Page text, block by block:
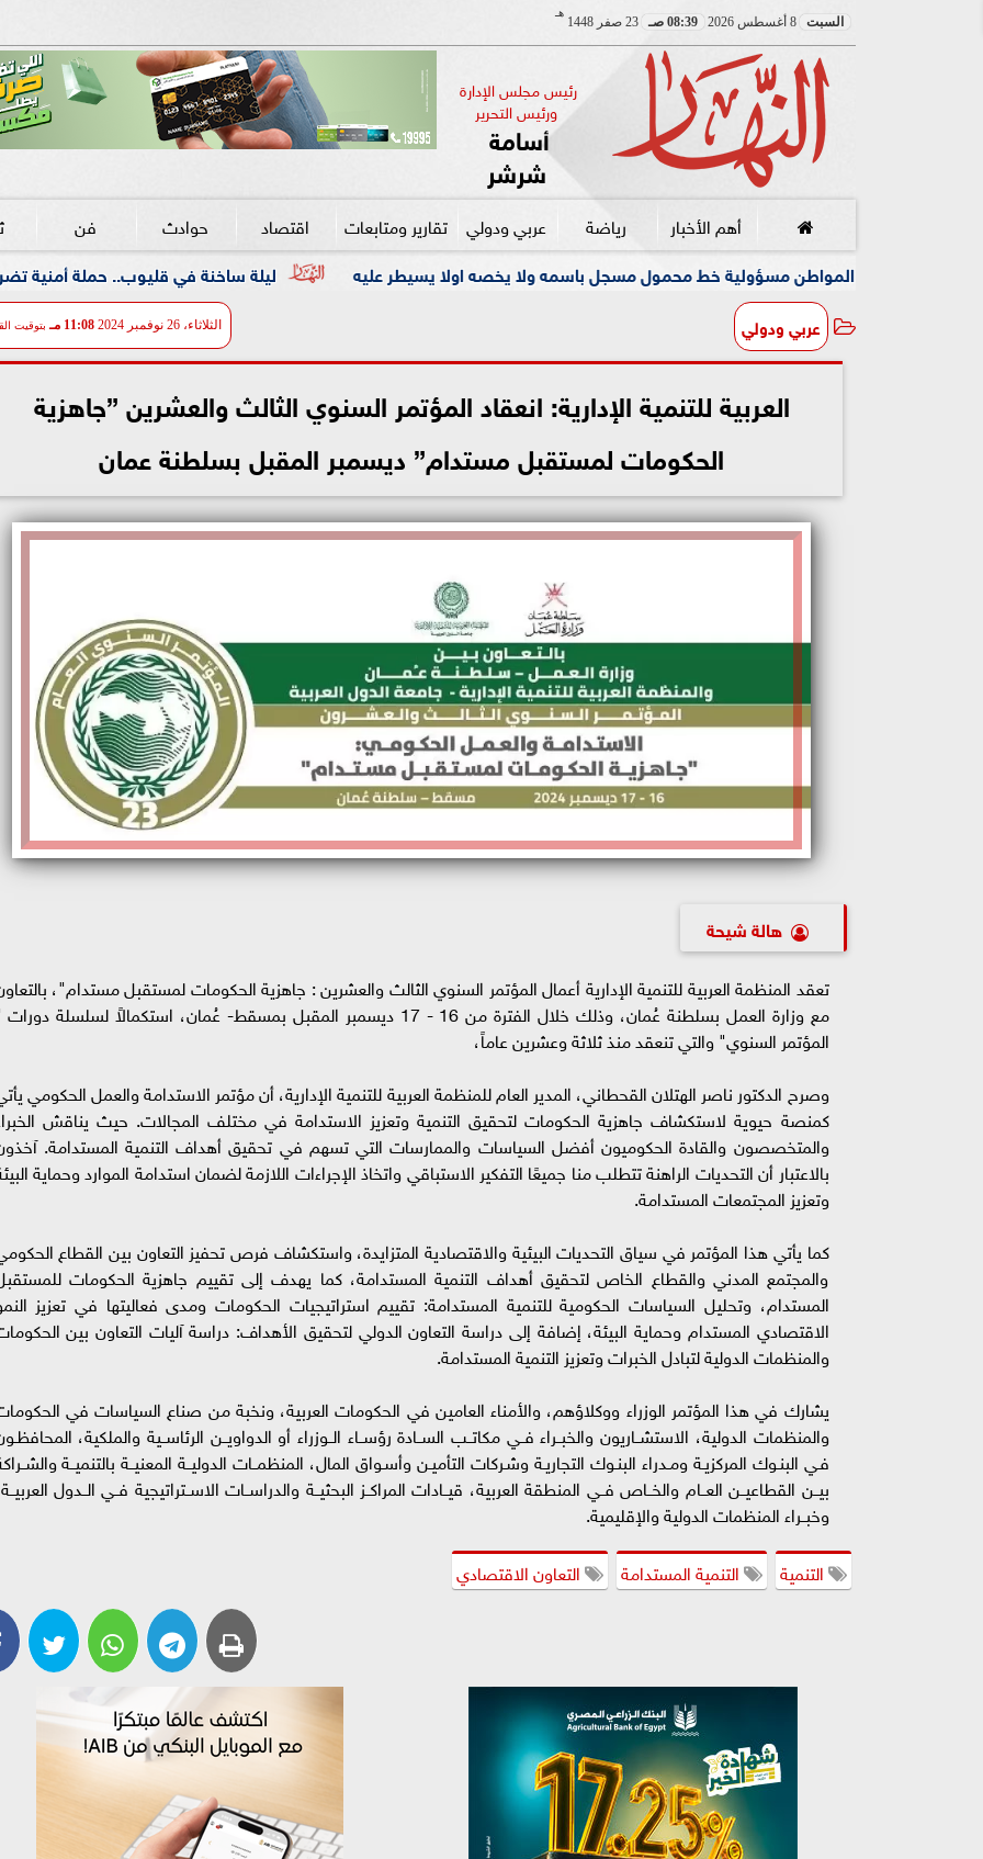
السبت 8 أغسطس 2026 08:39 صـ 23 صفر 1448
هـ
رئيس مجلس الإدارة
ورئيس التحرير
أسامة
شرشر
أهم الأخبار رياضة عربي ودولي تقارير ومتابعات اقتصاد حوادث فن
ليلة ساخنة في قليوب.. حملة أمنية تضرب معاقل الخارجين مسؤولية خط محمول مسجل باسمه ولا يخصه اولا يسيطر عليه
عربي ودولي الثلاثاء، 26 نوفمبر 2024 11:08 مـ بتوقيت
العربية للتنمية الإدارية: انعقاد المؤتمر السنوي الثالث والعشرين ”جاهزية
الحكومات لمستقبل مستدام” ديسمبر المقبل بسلطنة عمان
هالة شيحة
تعقد المنظمة العربية للتنمية الإدارية أعمال المؤتمر السنوي الثالث والعشرين : جاهزية الحكومات لمستقبل مستدام"،
مع وزارة العمل بسلطنة عُمان، وذلك خلال الفترة من 16 - 17 ديسمبر المقبل بمسقط- عُمان، استكمالاً لسلسلة
المؤتمر السنوي" والتي تنعقد منذ ثلاثة وعشرين عاماً،
وصرح الدكتور ناصر الهتلان القحطاني، المدير العام للمنظمة العربية للتنمية الإدارية، أن مؤتمر الاستدامة والعمل الحكومي
كمنصة حيوية لاستكشاف جاهزية الحكومات لتحقيق التنمية وتعزيز الاستدامة في مختلف المجالات. حيث يناقش
والمتخصصون والقادة الحكوميون أفضل السياسات والممارسات التي تسهم في تحقيق أهداف التنمية المستدامة.
بالاعتبار أن التحديات الراهنة تتطلب منا جميعًا التفكير الاستباقي واتخاذ الإجراءات اللازمة لضمان استدامة الموارد وحماية
وتعزيز المجتمعات المستدامة.
كما يأتي هذا المؤتمر في سياق التحديات البيئية والاقتصادية المتزايدة، واستكشاف فرص تحفيز التعاون بين القطاع
والمجتمع المدني والقطاع الخاص لتحقيق أهداف التنمية المستدامة، كما يهدف إلى تقييم جاهزية الحكومات
المستدام، وتحليل السياسات الحكومية للتنمية المستدامة: تقييم استراتيجيات الحكومات ومدى فعاليتها في تعزيز
الاقتصادي المستدام وحماية البيئة، إضافة إلى دراسة التعاون الدولي لتحقيق الأهداف: دراسة آليات التعاون بين
والمنظمات الدولية لتبادل الخبرات وتعزيز التنمية المستدامة.
يشارك في هذا المؤتمر الوزراء ووكلاؤهم، والأمناء العامين في الحكومات العربية، ونخبة من صناع السياسات في
والمنظمات الدولية، الاستشــاريون والخبــراء فــي مكاتــب الســادة رؤســاء الــوزراء أو الدواويــن الرئاســية والملكية،
فـي البنـوك المركزيـة ومـدراء البنـوك التجاريـة وشـركات التأميـن وأسـواق المال، المنظمــات الدوليــة المعنيــة بالتنميــة
بيــن القطاعيــن العــام والخــاص فــي المنطقة العربية، قيــادات المراكــز البحثيــة والدراســات الاســتراتيجية فــي الــدول
وخبــراء المنظمات الدولية والإقليمية.
التنمية
التنمية المستدامة التعاون الاقتصادي